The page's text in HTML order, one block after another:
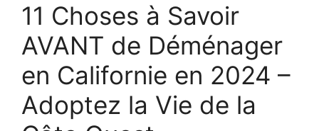
11 Choses à Savoir
AVANT de Déménager
en Californie en 2024 –
Adoptez la Vie de la